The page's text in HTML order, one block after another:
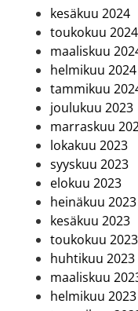
kesäkuu 2024
toukokuu 2024
maaliskuu
helmikuu 2024
tammikuu
joulukuu 2023
marraskuu
lokakuu 2023
syyskuu 2023
elokuu 2023
heinäkuu 2023
kesäkuu 2023
toukokuu 2023
huhtikuu 2023
maaliskuu
helmikuu 2023